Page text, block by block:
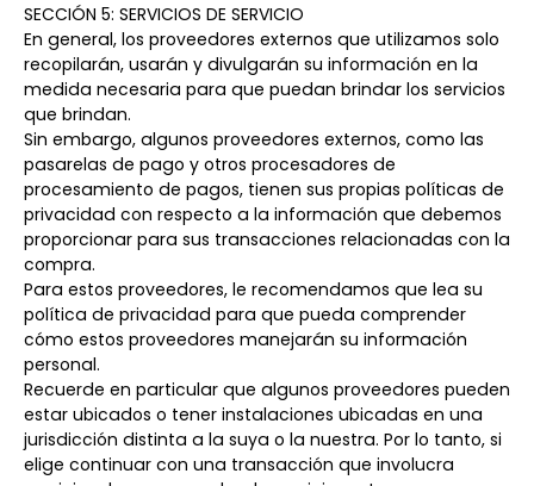
SECCIÓN 5: SERVICIOS DE SERVICIO
En general, los proveedores externos que utilizamos solo
recopilarán, usarán y divulgarán su información en la
medida necesaria para que puedan brindar los servicios
que brindan.
Sin embargo, algunos proveedores externos, como las
pasarelas de pago y otros procesadores de
procesamiento de pagos, tienen sus propias políticas de
privacidad con respecto a la información que debemos
proporcionar para sus transacciones relacionadas con la
compra.
Para estos proveedores, le recomendamos que lea su
política de privacidad para que pueda comprender
cómo estos proveedores manejarán su información
personal.
Recuerde en particular que algunos proveedores pueden
estar ubicados o tener instalaciones ubicadas en una
jurisdicción distinta a la suya o la nuestra. Por lo tanto, si
elige continuar con una transacción que involucra